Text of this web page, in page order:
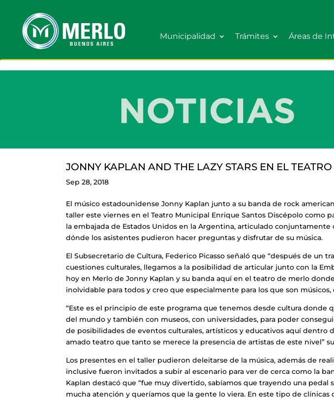
Municipalidad Trámites Áreas de
JONNY KAPLAN AND THE LAZY STARS EN EL
Sep 28, 2018
El músico estadounidense Jonny Kaplan junto a su banda de rock
taller este viernes en el Teatro Municipal Enrique Santos Discépolo como
la embajada de Estados Unidos en la Argentina, articulado conjuntamente
dónde los asistentes pudieron hacer preguntas y disfrutar de su música.
El Subsecretario de Cultura, Federico Picasso señaló que “después de un
cuestiones culturales, llegamos a la posibilidad de articular junto con la
hoy en Merlo de Jonny Kaplan y su banda aquí en el teatro de merlo
inolvidable para todos y creo que especialmente para los que son
“Este es el principio de este programa que tenemos desde cultura donde
del mundo y también con museos, con universidades, para poder
de posibilidades de eventos culturales, artísticos y educativos aquí dentro
amado teatro que tanto se merece la presencia de artistas de este nivel”
Los presentes en el taller pudieron deleitarse de la música, además de
inclusive fueron invitados a subir al escenario para ver de cerca como la
Kaplan destacó que “fue muy divertido, sabíamos que trayendo una
mucha atención y queríamos que la gente lo viera. En este tipo de